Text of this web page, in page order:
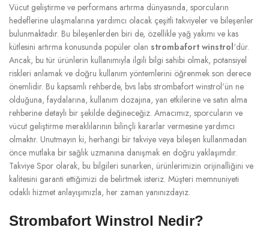
Vücut geliştirme ve performans artırma dünyasında, sporcuların
hedeflerine ulaşmalarına yardımcı olacak çeşitli takviyeler ve bileşenler
bulunmaktadır. Bu bileşenlerden biri de, özellikle yağ yakımı ve kas
kütlesini artırma konusunda popüler olan strombafort winstrol‘dür.
Ancak, bu tür ürünlerin kullanımıyla ilgili bilgi sahibi olmak, potansiyel
riskleri anlamak ve doğru kullanım yöntemlerini öğrenmek son derece
önemlidir. Bu kapsamlı rehberde, bvs labs strombafort winstrol’ün ne
olduğuna, faydalarına, kullanım dozajına, yan etkilerine ve satın alma
rehberine detaylı bir şekilde değineceğiz. Amacımız, sporcuların ve
vücut geliştirme meraklılarının bilinçli kararlar vermesine yardımcı
olmaktır. Unutmayın ki, herhangi bir takviye veya bileşen kullanmadan
önce mutlaka bir sağlık uzmanına danışmak en doğru yaklaşımdır.
Takviye Spor olarak, bu bilgileri sunarken, ürünlerimizin orijinalliğini ve
kalitesini garanti ettiğimizi de belirtmek isteriz. Müşteri memnuniyeti
odaklı hizmet anlayışımızla, her zaman yanınızdayız.
Strombafort Winstrol Nedir?